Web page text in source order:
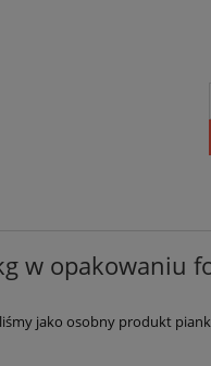
w opakowaniu
jako osobny produkt